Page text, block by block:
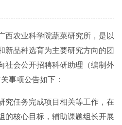
西农业科学院蔬菜研究所，是以
新品种选育为主要研究方向的团
社会公开招聘科研助理（编制外
事项公告如下：
究任务完成项目相关等工作，在
的核心目标，辅助课题组长开展